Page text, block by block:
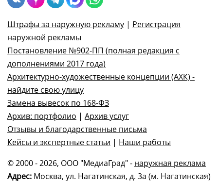
Штрафы за наружную рекламу | Регистрация
наружной рекламы
Постановление №902-ПП (полная редакция с
дополнениями 2017 года)
Архитектурно-художественные концепции (АХК) -
найдите свою улицу
Замена вывесок по 168-ФЗ
Архив: портфолио | Архив услуг
Отзывы и благодарственные письма
Кейсы и экспертные статьи | Наши работы
© 2000 - 2026, ООО "МедиаГрад" - наружная реклама
Адрес: Москва, ул. Нагатинская, д. 3а (м. Нагатинская)